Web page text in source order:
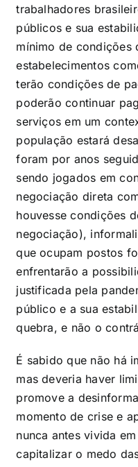
trabalhadores
públicos e sua
mínimo de condições
estabelecimentos
terão condições de
poderão continuar
serviços em um
população estará
foram por anos
sendo jogados em
negociação direta
houvesse condições
negociação),
que ocupam postos
enfrentarão a
justificada pela
público e a sua
quebra, e não o
É sabido que não há
mas deveria haver
promove a
momento de crise e
nunca antes vivida
capitalizar o medo